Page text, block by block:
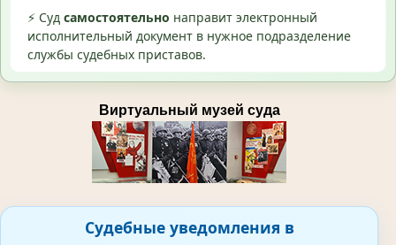
⚡ Суд самостоятельно направит электронный
исполнительный документ в нужное подразделение
службы судебных приставов.
Виртуальный музей суда
Судебные уведомления в